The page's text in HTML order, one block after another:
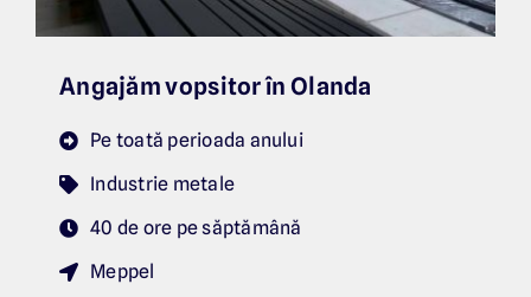
Angajăm vopsitor în Olanda
Pe toată perioada anului
Industrie metale
40 de ore pe săptămână
Meppel